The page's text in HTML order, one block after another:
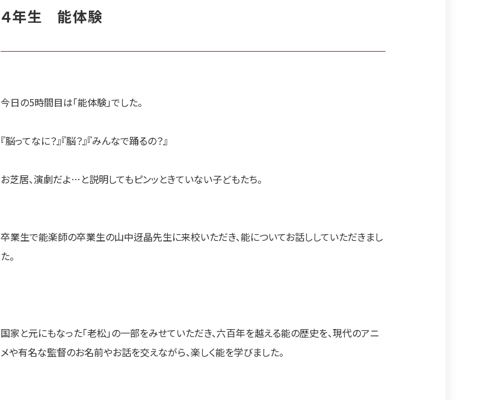
４年生 能体験
今日の5時間目は「能体験」でした。
『脳ってなに？』『脳？』『みんなで踊るの？』
お芝居、演劇だよ…と説明してもピンッときていない子どもたち。
卒業生で能楽師の卒業生の山中迓晶先生に来校いただき、能についてお話ししていただきまし
た。
国家と元にもなった「老松」の一部をみせていただき、六百年を越える能の歴史を、現代のアニ
メや有名な監督のお名前やお話を交えながら、楽しく能を学びました。